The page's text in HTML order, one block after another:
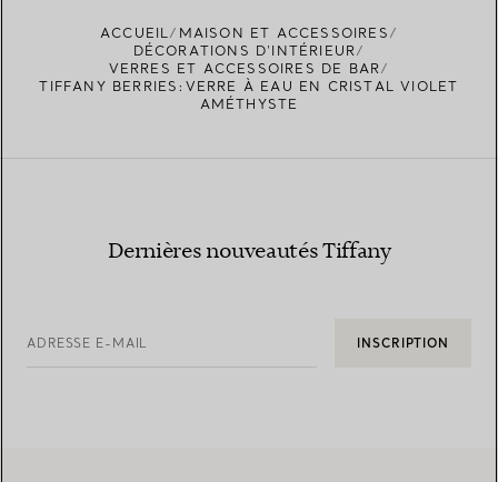
ACCUEIL
MAISON ET ACCESSOIRES
DÉCORATIONS D'INTÉRIEUR
VERRES ET ACCESSOIRES DE BAR
TIFFANY BERRIES:VERRE À EAU EN CRISTAL VIOLET
AMÉTHYSTE
Dernières nouveautés Tiffany
ADRESSE E-MAIL INSCRIPTION